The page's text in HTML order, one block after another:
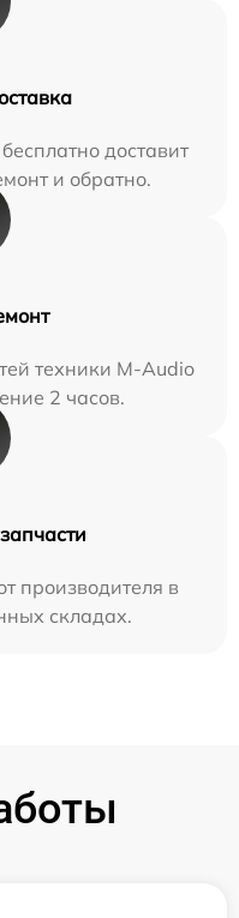
доставит
и обратно.
техники M-Audio
2 часов.
производителя в
складах.